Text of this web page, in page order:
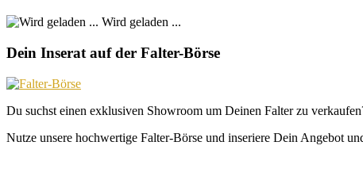
Wird geladen ...
Dein Inserat auf der Falter-Börse
Du suchst einen exklusiven Showroom um Deinen Falter zu
Nutze unsere hochwertige Falter-Börse und inseriere Dein Angebot